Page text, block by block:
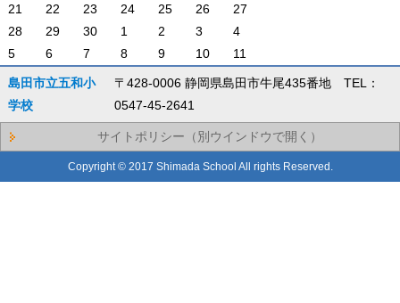
21
22 23 24 25 26
27
28
29 30 1 2 3
4
5
6 7 8 9 10 11
島田市立五和小
学校
〒428-0006 静岡県島田市牛尾435番地 TEL：
0547-45-2641
サイトポリシー（別ウインドウで開く）
Copyright © 2017 Shimada School All rights Reserved.